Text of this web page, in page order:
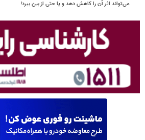
می‌تواند اثر آن را کاهش دهد و یا حتی از بین ببرد!